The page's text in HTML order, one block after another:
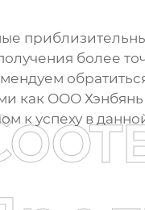
более
как ООО Хэнбянь
к успеху в